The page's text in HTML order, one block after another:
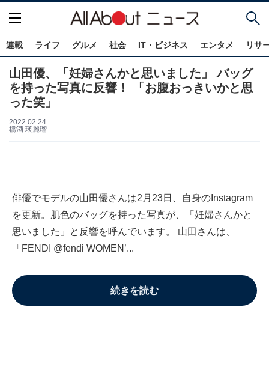
連載 ライフ グルメ 社会 IT・ビジネス エンタメ リサ
山田優、「妊婦さんかと思いました」 バッグ
を持った写真に反響！ 「お腹おっきいかと思
った笑」
2022.02.24
橋酒 瑛麗瑠
俳優でモデルの山田優さんは2月23日、自身のInstagram
を更新。肌色のバッグを持った写真が、「妊婦さんかと
思いました」と反響を呼んでいます。 山田さんは、
「FENDI @fendi WOMEN’...
続きを読む